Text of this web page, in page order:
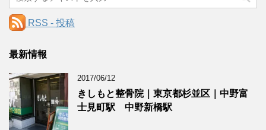
RSS - 投稿
最新情報
2017/06/12
きしもと整骨院｜東京都杉並区｜中野富
士見町駅 中野新橋駅